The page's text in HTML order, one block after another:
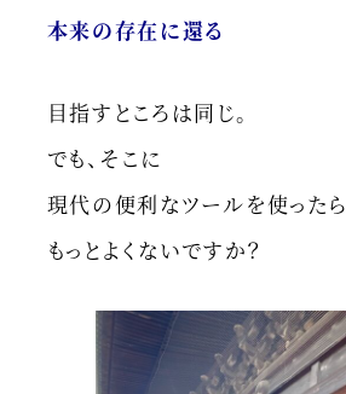
本来の存在に還る
目指すところは同じ。
でも、そこに
現代の便利なツールを使ったら
もっとよくないですか？